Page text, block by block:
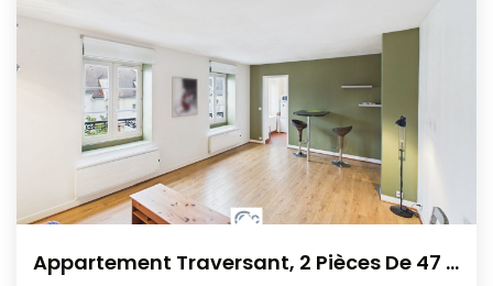
Appartement Traversant, 2 Pièces De 47 M², Avec Grenier...